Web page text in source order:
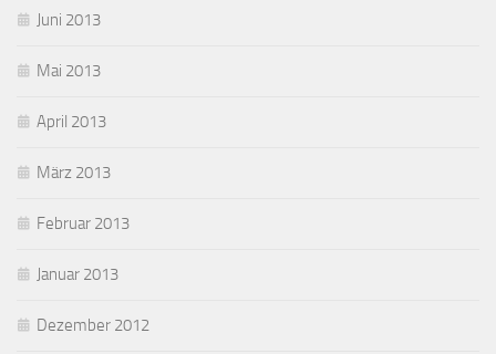
Juni 2013
Mai 2013
April 2013
März 2013
Februar 2013
Januar 2013
Dezember 2012